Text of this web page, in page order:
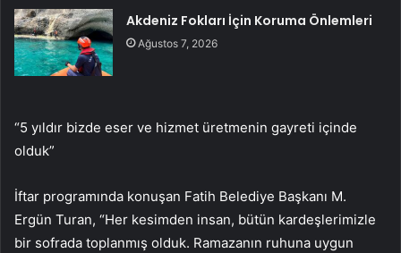
Akdeniz Fokları İçin Koruma Önlemleri
Ağustos 7, 2026
“5 yıldır bizde eser ve hizmet üretmenin gayreti içinde
olduk”
İftar programında konuşan Fatih Belediye Başkanı M.
Ergün Turan, “Her kesimden insan, bütün kardeşlerimizle
bir sofrada toplanmış olduk. Ramazanın ruhuna uygun